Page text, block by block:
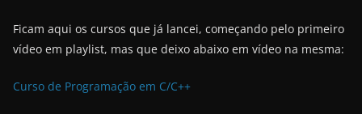
Ficam aqui os cursos que já lancei, começando pelo primeiro
vídeo em playlist, mas que deixo abaixo em vídeo na mesma:
Curso de Programação em C/C++